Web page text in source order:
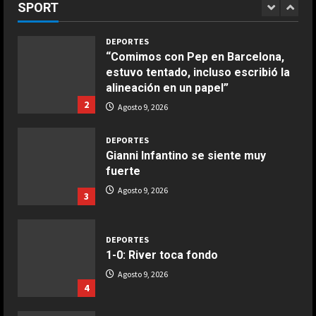
COCINA
Ensalada de espinacas deliciosa
COCINA
aire
Buñuelos de alcachofas
SPORT
2
DEPORTES
“Comimos con Pep en Barcelona,
estuvo tentado, incluso escribió la
alineación en un papel”
Agosto 9, 2026
3
DEPORTES
Gianni Infantino se siente muy
fuerte
Agosto 9, 2026
4
DEPORTES
1-0: River toca fondo
Agosto 9, 2026